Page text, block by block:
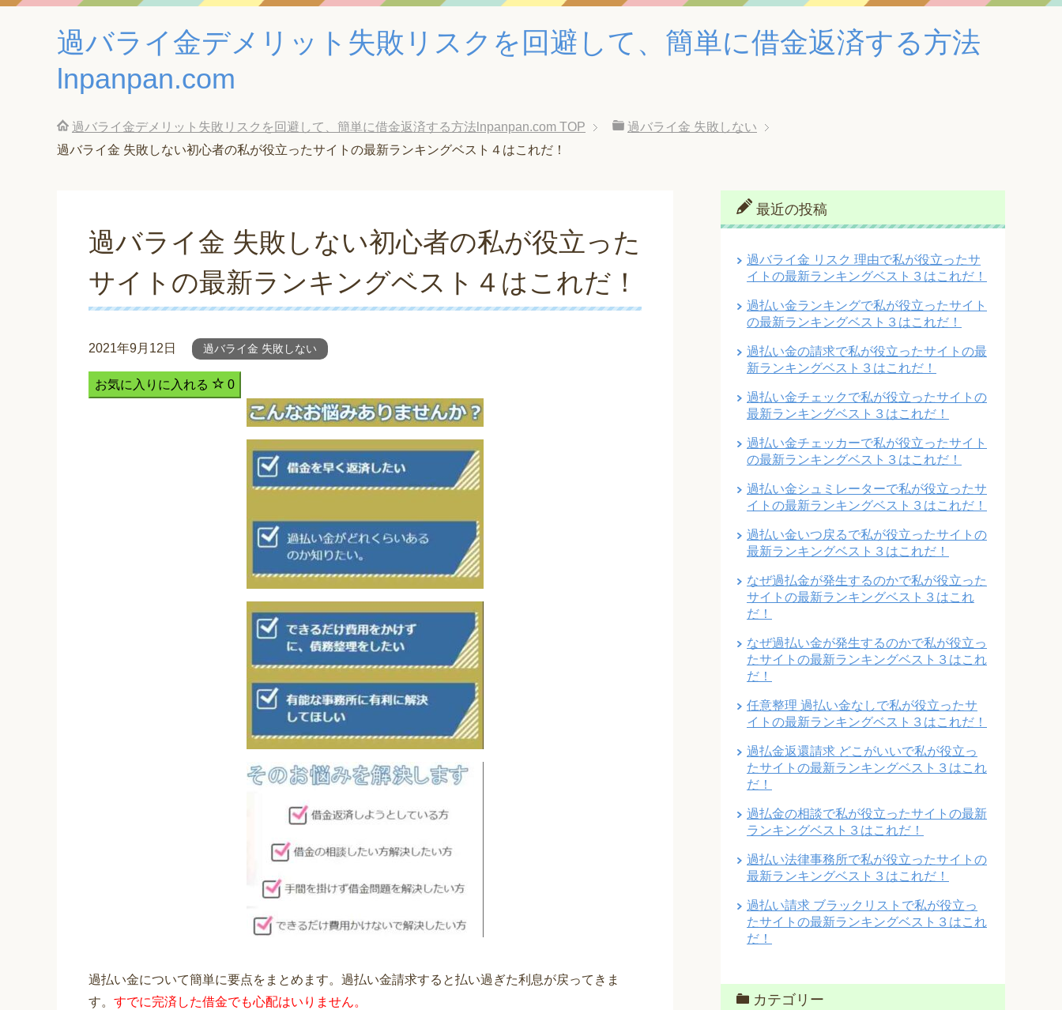
過バライ金デメリット失敗リスクを回避して、簡単に借金返済する方法
lnpanpan.com
過バライ金デメリット失敗リスクを回避して、簡単に借金返済する方法lnpanpan.com TOP
過バライ金 失敗しない
過バライ金 失敗しない初心者の私が役立ったサイトの最新ランキングベスト４はこれだ！
過バライ金 失敗しない初心者の私が役立った
サイトの最新ランキングベスト４はこれだ！
2021年9月12日 過バライ金 失敗しない
お気に入りに入れる 0
過払い金について簡単に要点をまとめます。過払い金請求すると払い過ぎた利息が戻ってきま
す。 すでに完済した借金でも心配はいりません。
最近の投稿
過バライ金 リスク 理由で私が役立ったサ
イトの最新ランキングベスト３はこれだ！
過払い金ランキングで私が役立ったサイト
の最新ランキングベスト３はこれだ！
過払い金の請求で私が役立ったサイトの最
新ランキングベスト３はこれだ！
過払い金チェックで私が役立ったサイトの
最新ランキングベスト３はこれだ！
過払い金チェッカーで私が役立ったサイト
の最新ランキングベスト３はこれだ！
過払い金シュミレーターで私が役立ったサ
イトの最新ランキングベスト３はこれだ！
過払い金いつ戻るで私が役立ったサイトの
最新ランキングベスト３はこれだ！
なぜ過払金が発生するのかで私が役立った
サイトの最新ランキングベスト３はこれ
だ！
なぜ過払い金が発生するのかで私が役立っ
たサイトの最新ランキングベスト３はこれ
だ！
任意整理 過払い金なしで私が役立ったサ
イトの最新ランキングベスト３はこれだ！
過払金返還請求 どこがいいで私が役立っ
たサイトの最新ランキングベスト３はこれ
だ！
過払金の相談で私が役立ったサイトの最新
ランキングベスト３はこれだ！
過払い法律事務所で私が役立ったサイトの
最新ランキングベスト３はこれだ！
過払い請求 ブラックリストで私が役立っ
たサイトの最新ランキングベスト３はこれ
だ！
カテゴリー